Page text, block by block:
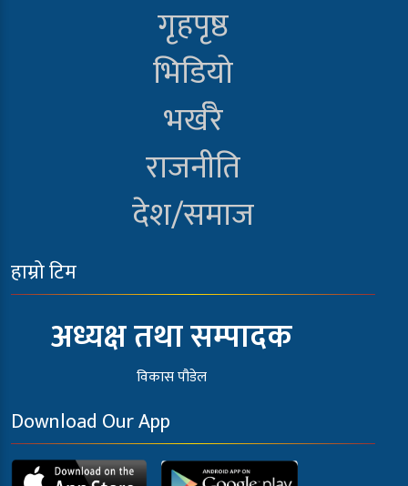
गृहपृष्ठ
भिडियो
भर्खरै
राजनीति
देश/समाज
हाम्रो टिम
अध्यक्ष तथा सम्पादक
विकास पौडेल
Download Our App